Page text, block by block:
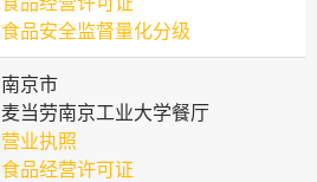
食品安全监督量化分级
南京市
麦当劳南京工业大学餐厅
营业执照
食品经营许可证